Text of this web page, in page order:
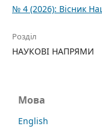
№ 4 (2026): Вісник
Розділ
НАУКОВІ НАПРЯМИ
Мова
English